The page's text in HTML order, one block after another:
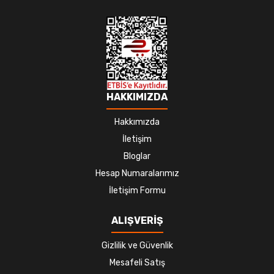
HAKKIMIZDA
Hakkımızda
İletişim
Bloglar
Hesap Numaralarımız
İletişim Formu
ALIŞVERİŞ
Gizlilik ve Güvenlik
Mesafeli Satış